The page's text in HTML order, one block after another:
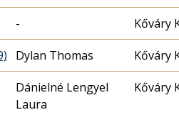
- Kőváry
Dylan Thomas Kőváry
Dánielné Lengyel
Laura
Kőváry